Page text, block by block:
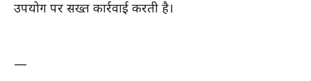
उपयोग पर सख्त कार्रवाई करती है।
—